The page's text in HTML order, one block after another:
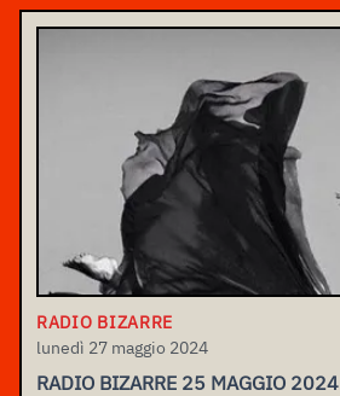
RADIO BIZARRE
lunedì 27 maggio 2024
RADIO BIZARRE 25 MAGGIO 2024